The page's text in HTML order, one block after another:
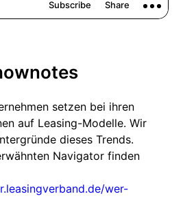
setzen bei ihren
auf Leasing-Modelle. Wir
dieses Trends.
Navigator finden
wer-